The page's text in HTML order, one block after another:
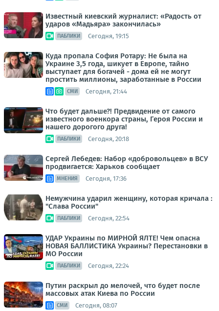
Известный киевский журналист: «Радость от
ударов «Мадьяра» закончилась»
ПАБЛИКИ Сегодня, 19:15
Куда пропала София Ротару: Не была на
Украине 3,5 года, шикует в Европе, тайно
выступает для богачей - дома ей не могут
простить миллионы, заработанные в России
СМИ Сегодня, 21:44
Что будет дальше?! Предвидение от самого
известного военкора страны, Героя России и
нашего дорогого друга!
ПАБЛИКИ Сегодня, 20:18
Сергей Лебедев: Набор «добровольцев» в ВСУ
продвигается: Харьков сообщает
МНЕНИЯ Сегодня, 17:36
Немужчина ударил женщину, которая кричала :
"Слава России"
ПАБЛИКИ Сегодня, 22:54
УДАР Украины по МИРНОЙ ЯЛТЕ! Чем опасна
НОВАЯ БАЛЛИСТИКА Украины? Перестановки в
МО России
ПАБЛИКИ Сегодня, 22:24
Путин раскрыл до мелочей, что будет после
массовых атак Киева по России
СМИ Сегодня, 08:07